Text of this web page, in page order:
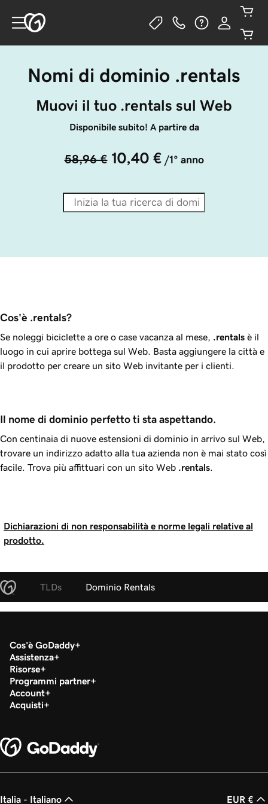
Nomi di dominio .rentals
Muovi il tuo .rentals sul Web
Disponibile subito! A partire da
58,96 € 10,40 € /1° anno
Cos'è .rentals?
Se noleggi biciclette a ore o case vacanza al mese, .rentals è il
luogo in cui aprire bottega sul Web. Basta aggiungere la città e
il prodotto per creare un sito Web invitante per i clienti.
Il nome di dominio perfetto ti sta aspettando.
Con centinaia di nuove estensioni di dominio in arrivo sul Web,
trovare un indirizzo adatto alla tua azienda non è mai stato così
facile. Trova più affittuari con un sito Web .rentals
Dichiarazioni di non responsabilità e norme legali relative al
prodotto.
TLDs Dominio Rentals
Cos'è GoDaddy
Assistenza
Risorse
Programmi partner
Account
Acquisti
Italia - Italiano EUR €